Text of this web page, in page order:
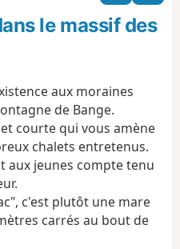
l
a
a
le massif des
aux moraines
de Bange.
courte qui vous amène
chalets entretenus.
aux jeunes compte tenu
c'est plutôt une mare
carrés au bout de